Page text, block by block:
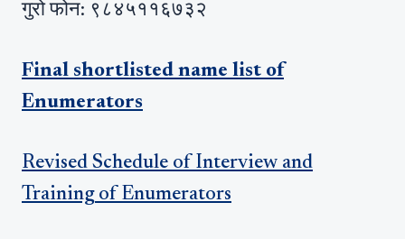
गुरो फोन: ९८४५११६७३२
Final shortlisted name list of
Enumerators
Revised Schedule of Interview and
Training of Enumerators